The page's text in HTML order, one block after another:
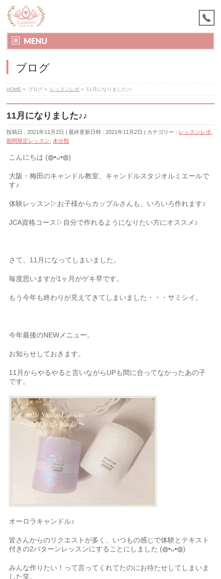
MENU
ブログ
HOME » ブログ » レッスンレポ » 11月になりました♪♪
11月になりました♪♪
投稿日 : 2021年11月2日 最終更新日時 : 2021年11月2日 カテゴリー : レッスンレポ
期間限定レッスン ,未分類
こんにちは (◍•ᴗ•◍)
大阪・梅田のキャンドル教室、キャンドルスタジオルミエールで
す♪
体験レッスン▷お子様からカップルさんも、いろいろ作れます♪
JCA資格コース▷自分で作れるようになりたい方にオススメ♪
さて、11月になってしまいました。
毎度思いますが1ヶ月がゲキ早です。
もう今年も終わりが見えてきてしまいました・・・サミシイ。
今年最後のNEWメニュー。
お知らせしておきます。
11月からやるやると言いながらUPも間に合ってなかったあの子
です。
オーロラキャンドル♪
皆さんからのリクエストが多く、いつもの感じで体験とテキスト
付きの2パターンレッスンにすることにしました (◍•ᴗ•◍)
みんな作りたい！って言ってくれてたのにお待たせしてしまいま
した笑。